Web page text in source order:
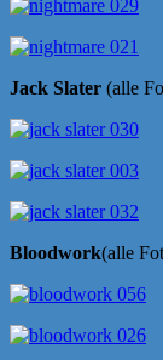
Jack Slater (alle
Bloodwork(alle